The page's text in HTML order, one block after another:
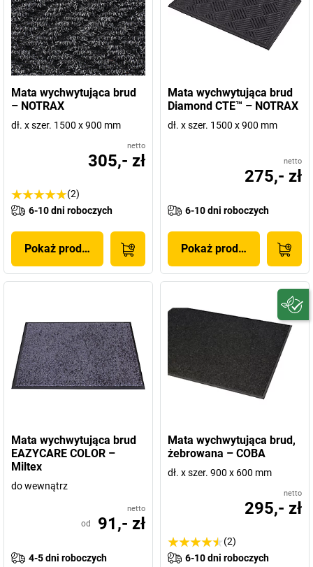
Mata wychwytująca brud
– NOTRAX
dł. x szer. 1500 x 900 mm
netto
305,- zł
(2)
6-10 dni roboczych
Pokaż produkt
Mata wychwytująca brud
Diamond CTE™ – NOTRAX
dł. x szer. 1500 x 900 mm
netto
275,- zł
6-10 dni roboczych
Pokaż produkt
Mata wychwytująca brud
EAZYCARE COLOR –
Miltex
do wewnątrz
netto
od 91,- zł
4-5 dni roboczych
Mata wychwytująca brud,
żebrowana – COBA
dł. x szer. 900 x 600 mm
netto
295,- zł
(2)
6-10 dni roboczych